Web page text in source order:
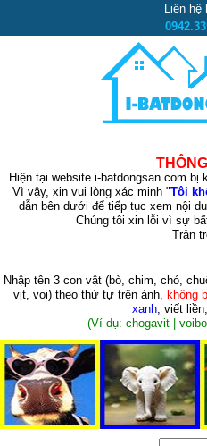
Liên hệ
Hiện tại website i-batdongsan.com bị
Vì vậy, xin vui lòng xác minh "Tôi
dẫn bên dưới để tiếp tục xem nội
Chúng tôi xin lỗi vì sự
Trân
Nhập tên 3 con vật (bò, chim, chó,
vịt, voi)theo thứ tự trên ảnh, không
xanh, viết
(Ví dụ: chogavit |